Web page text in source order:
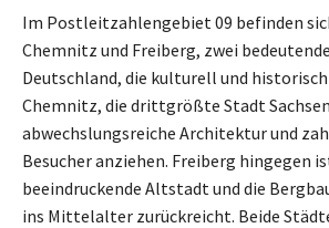
Im Postleitzahlengebiet 09 befinden
Chemnitz und Freiberg, zwei
Deutschland, die kulturell und
Chemnitz, die drittgrößte Stadt
abwechslungsreiche Architektur und
Besucher anziehen. Freiberg hingegen
beeindruckende Altstadt und die
ins Mittelalter zurückreicht. Beide